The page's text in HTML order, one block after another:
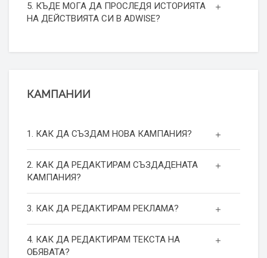
5. КЪДЕ МОГА ДА ПРОСЛЕДЯ ИСТОРИЯТА
НА ДЕЙСТВИЯТА СИ В ADWISE?
КАМПАНИИ
1. КАК ДА СЪЗДАМ НОВА КАМПАНИЯ?
2. КАК ДА РЕДАКТИРАМ СЪЗДАДЕНАТА
КАМПАНИЯ?
3. КАК ДА РЕДАКТИРАМ РЕКЛАМА?
4. КАК ДА РЕДАКТИРАМ ТЕКСТА НА
ОБЯВАТА?